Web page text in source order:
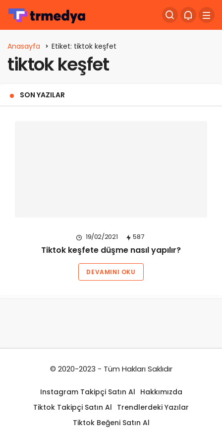
Anasayfa Etiket: tiktok keşfet
tiktok keşfet
SON YAZILAR
19/02/2021 587
Tiktok keşfete düşme nasıl yapılır?
DEVAMINI OKU
© 2020-2023 - Tüm Hakları Saklıdır
Instagram Takipçi Satın Al Hakkımızda
Tiktok Takipçi Satın Al Trendlerdeki Yazılar
Tiktok Beğeni Satın Al